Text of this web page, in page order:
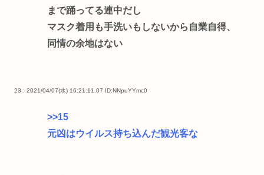
まで踊ってる連中だし
マスク着用も手洗いもしないから自業自得、
同情の余地はない
23 : 2021/04/07(水) 16:21:11.07 ID:NNpuYYmc0
>>15
元凶はウイルス持ち込んだ観光客な